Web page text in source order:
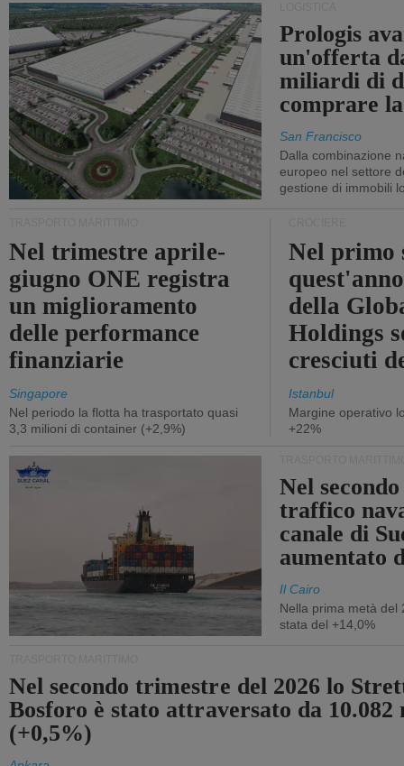
Prologis
un'offerta
miliardi di
comprare
San Francisco
Dalla combinazione
europeo nel settore
gestione di immobili
Nel trimestre aprile-
giugno ONE registra
un miglioramento
delle performance
finanziarie
Singapore
Nel periodo la flotta ha trasportato quasi
3,3 milioni di container (+2,9%)
Nel primo
della
Holdings
cresciuti
Istanbul
Margine operativo
+22%
Nel
traffico
canale di
aumentato
Il Cairo
Nella prima metà del
stata del +14,0%
Nel secondo trimestre del 2026 lo
Bosforo è stato attraversato da 10.082
(+0,5%)